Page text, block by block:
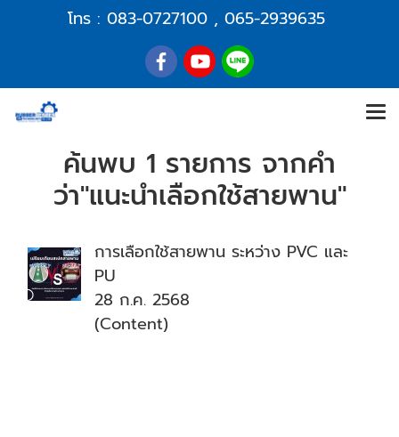
โทร : 083-0727100 , 065-2939635
ค้นพบ 1 รายการ จากคำ
ว่า"แนะนำเลือกใช้สายพาน"
การเลือกใช้สายพาน ระหว่าง PVC และ
PU
28 ก.ค. 2568
(Content)